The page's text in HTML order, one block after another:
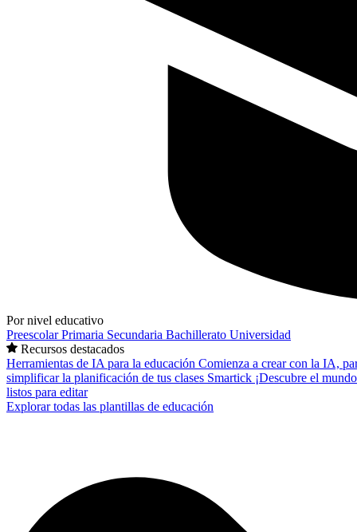
Por nivel educativo
PreescolarPrimaria Secundaria Bachillerato Universidad
Recursos destacados
Herramientas de IA para la educación Comienza a crear con la IA,
simplificar la planificación de tus clases Smartick ¡Descubre el
listos para editar
Explorar todas las plantillas de educación